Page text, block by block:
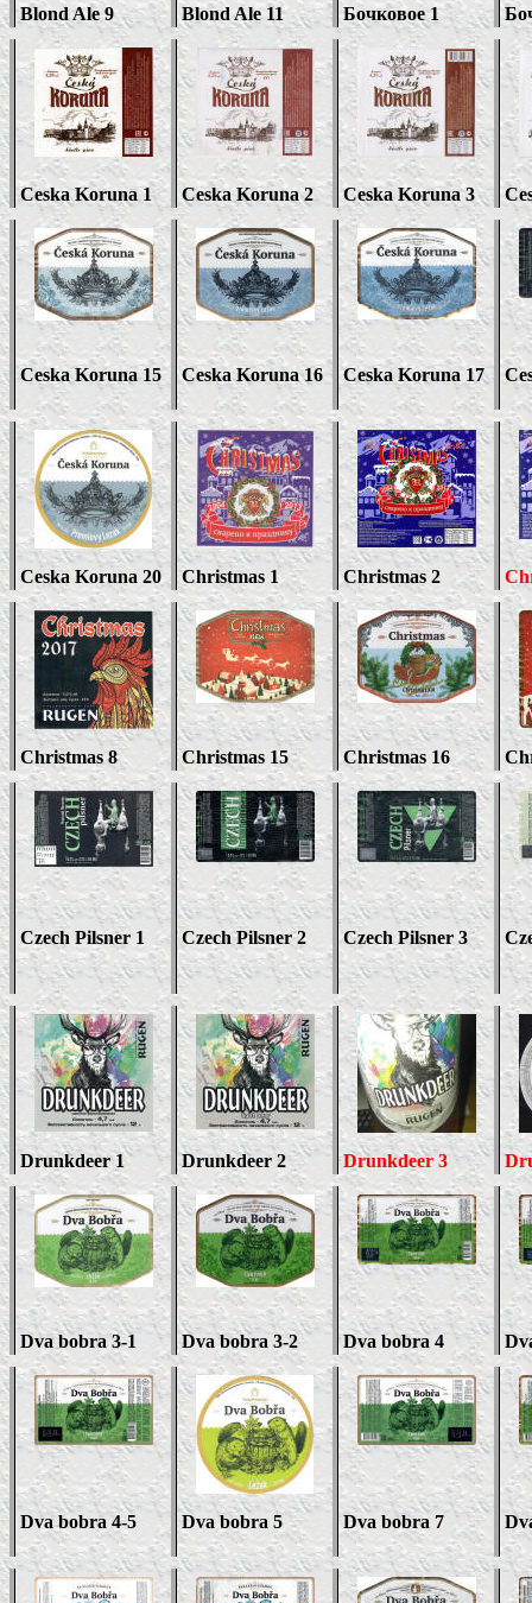
Blond Ale9 Blond Ale11 Бочковое 1
Ceska Koruna 1 Ceska Koruna2 Ceska Koruna 3
Ceska Koruna 15 Ceska Koruna 16 Ceska Koruna 17
Ceska Koruna 20 Christmas 1 Christmas 2
Christmas8 Christmas 15 Christmas 16
Czech Pilsner 1 Czech Pilsner 2 Czech Pilsner 3
Drunkdeer 1 Drunkdeer 2 Drunkdeer 3
Dva bobra 3-1 Dva bobra 3-2 Dva bobra 4
Dva bobra 4-5 Dva bobra 5 Dva bobra 7